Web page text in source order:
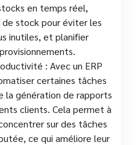
en temps réel,
stock pour éviter les
inutiles, et planifier
: Avec un ERP
certaines tâches
génération de rapports
clients. Cela permet à
sur des tâches
ce qui améliore leur